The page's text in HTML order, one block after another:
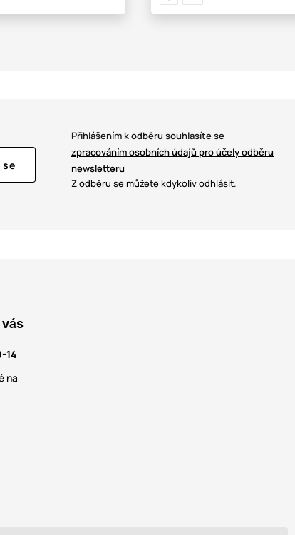
Přihlášením k odběru souhlasíte se
zpracováním osobních údajů pro účely odběru
newsletteru
Z odběru se můžete kdykoliv odhlásit.
14
na